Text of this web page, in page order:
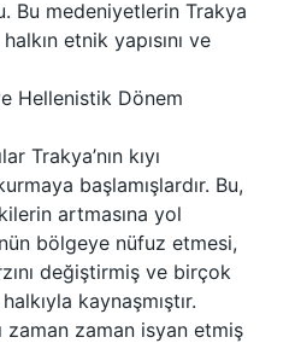
Bu medeniyetlerin Trakya
etnik yapısını ve
Hellenistik Dönem
Trakya’nın kıyı
başlamışlardır. Bu,
artmasına yol
bölgeye nüfuz etmesi,
değiştirmiş ve birçok
kaynaşmıştır.
zaman zaman isyan etmiş